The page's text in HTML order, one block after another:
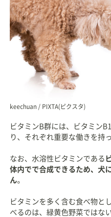
keechuan / PIXTA(ピクスタ)
ビタミンB群には、ビタミン
り、それぞれ重要な働きを持
なお、水溶性ビタミンである
体内でで合成できるため、犬
ん。
ビタミンを多く含む食べ物と
べるのは、緑黄色野菜ではな